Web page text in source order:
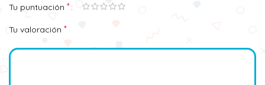
Tu puntuación *
Tu valoración *